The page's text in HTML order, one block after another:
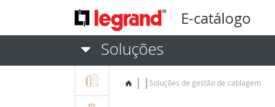
E-catálogo
Soluções
Soluções de gestão de cablagem